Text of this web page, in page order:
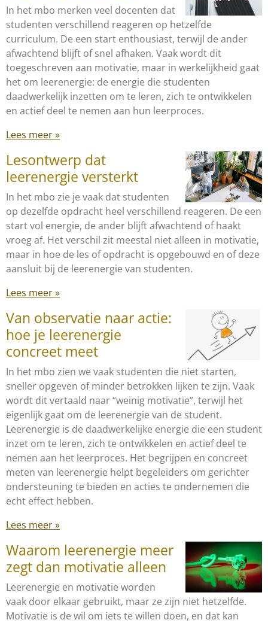
In het mbo merken veel docenten dat
studenten verschillend reageren op hetzelfde
curriculum. De een start enthousiast, terwijl de ander
afwachtend blijft of snel afhaken. Vaak wordt dit
toegeschreven aan motivatie, maar in werkelijkheid gaat
het om leerenergie: de energie die studenten
daadwerkelijk inzetten om te leren, zich te ontwikkelen
en actief deel te nemen aan hun leerproces.
Lees meer »
Lesontwerp dat
leerenergie versterkt
In het mbo zie je vaak dat studenten
op dezelfde opdracht heel verschillend reageren. De een
start vol energie, de ander blijft afwachtend of haakt
vroeg af. Het verschil zit meestal niet alleen in motivatie,
maar in hoe de les of opdracht is opgebouwd en of deze
aansluit bij de leerenergie van studenten.
Lees meer »
Van observatie naar actie:
hoe je leerenergie
concreet meet
In het mbo zien we vaak studenten die niet starten,
sneller opgeven of minder betrokken lijken te zijn. Vaak
wordt dit vertaald naar “weinig motivatie”, terwijl het
eigenlijk gaat om de leerenergie van de student.
Leerenergie is de daadwerkelijke energie die een student
inzet om te leren, zich te ontwikkelen en actief deel te
nemen aan het leerproces. Het begrijpen en concreet
meten van leerenergie helpt begeleiders om gerichter
ondersteuning te bieden en acties te ondernemen die
echt effect hebben.
Lees meer »
Waarom leerenergie meer
zegt dan motivatie alleen
Leerenergie en motivatie worden
vaak door elkaar gebruikt, maar ze zijn niet hetzelfde.
Motivatie is de wil om iets te willen doen, en dat kan